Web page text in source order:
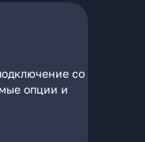
со
опции и